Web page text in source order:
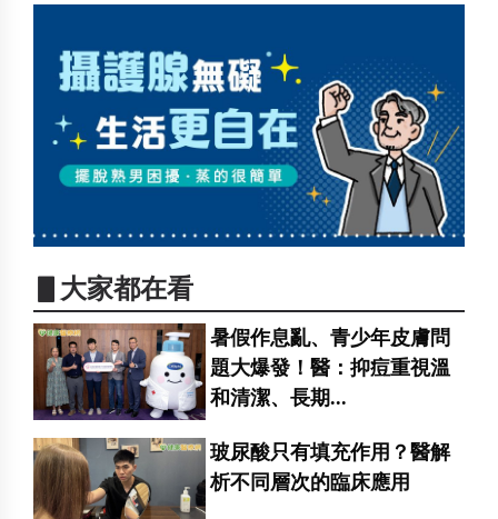
▋大家都在看
暑假作息亂、青少年皮膚問
題大爆發！醫：抑痘重視溫
和清潔、長期...
玻尿酸只有填充作用？醫解
析不同層次的臨床應用